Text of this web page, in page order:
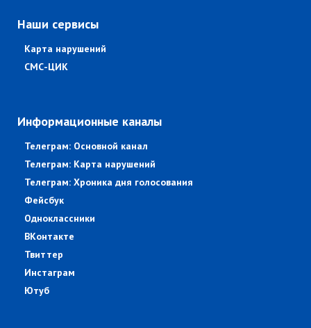
Наши сервисы
Карта нарушений
СМС-ЦИК
Информационные каналы
Телеграм: Основной канал
Телеграм: Карта нарушений
Телеграм: Хроника дня голосования
Фейсбук
Одноклассники
ВКонтакте
Твиттер
Инстаграм
Ютуб